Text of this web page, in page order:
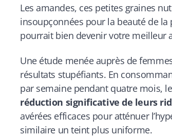
Les amandes, ces petites graines
insoupçonnées pour la beauté de
pourrait bien devenir votre meilleur
Une étude menée auprès de
résultats stupéfiants. En
par semaine pendant quatre mois,
réduction significative de leurs
avérées efficaces pour atténuer
similaire un teint plus uniforme.